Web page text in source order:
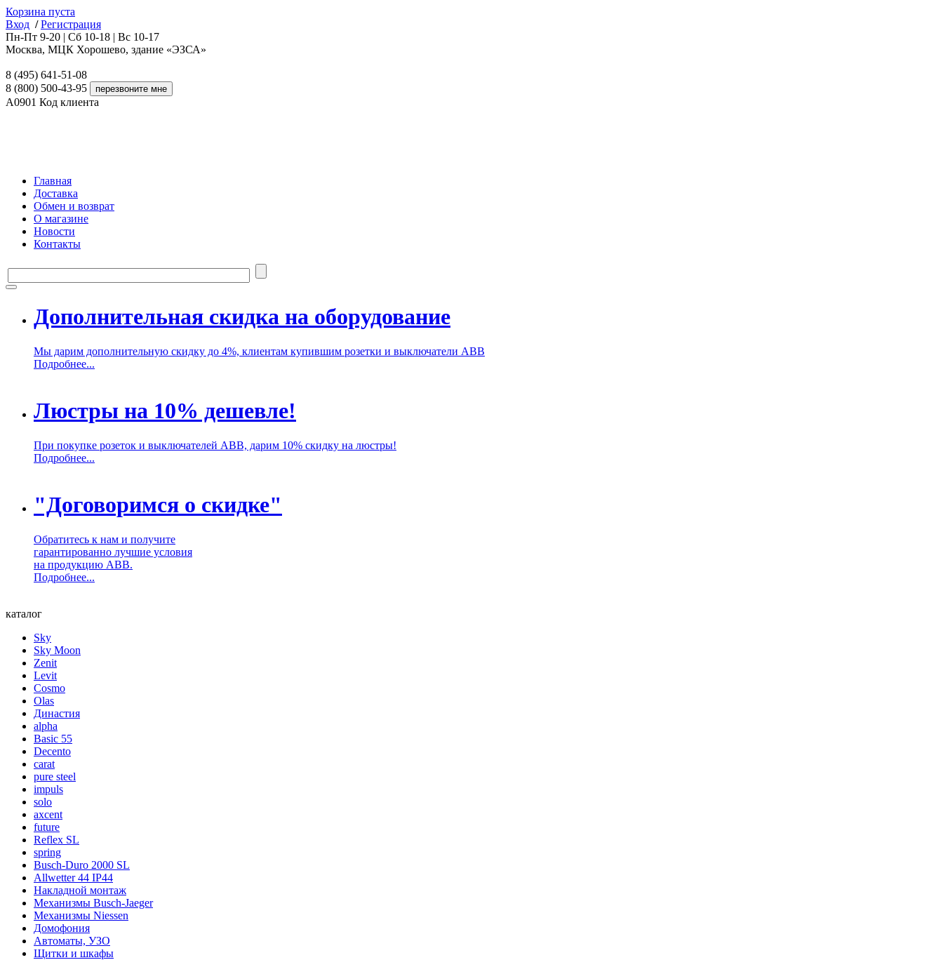
Корзина пуста
Вход / Регистрация
Пн-Пт 9-20 | Сб 10-18 | Вс 10-17
Москва, МЦК Хорошево, здание «ЭЗСА»
8 (495) 641-51-08
8 (800) 500-43-95
A0901 Код клиента
Главная
Доставка
Обмен и возврат
О магазине
Новости
Контакты
Дополнительная скидка на оборудование
Мы дарим дополнительную скидку до 4%, клиентам купившим розетки и выключатели ABB
Подробнее...
Люстры на 10% дешевле!
При покупке розеток и выключателей ABB, дарим 10% скидку на люстры!
Подробнее...
"Договоримся о скидке"
Обратитесь к нам и получите
гарантированно лучшие условия
на продукцию ABB.
Подробнее...
каталог
Sky
Sky Moon
Zenit
Levit
Cosmo
Olas
Династия
alpha
Basic 55
Decento
carat
pure steel
impuls
solo
axcent
future
Reflex SL
spring
Busch-Duro 2000 SL
Allwetter 44 IP44
Накладной монтаж
Механизмы Busch-Jaeger
Механизмы Niessen
Домофония
Автоматы, УЗО
Щитки и шкафы